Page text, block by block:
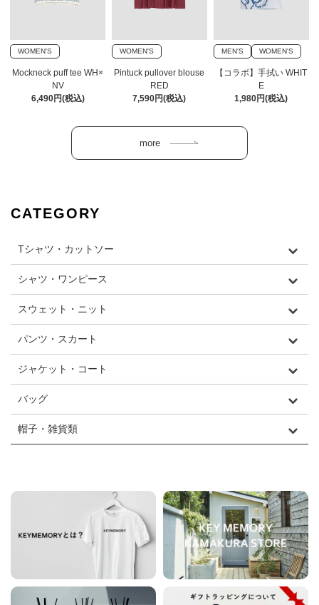
WOMEN'S
Mockneck puff tee WH×
NV
6,490円(税込)
WOMEN'S
Pintuck pullover blouse
RED
7,590円(税込)
MEN'S WOMEN'S
【コラボ】手拭い WHIT
E
1,980円(税込)
CATEGORY
Tシャツ・カットソー
シャツ・ワンピース
スウェット・ニット
パンツ・スカート
ジャケット・コート
バッグ
帽子・雑貨類